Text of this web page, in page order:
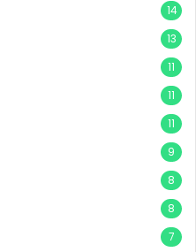
14
13
11
11
11
9
8
8
7